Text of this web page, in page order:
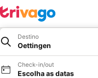
Destino
Oettingen
Check-in/out
Escolha as datas